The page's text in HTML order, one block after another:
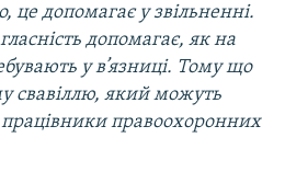
це допомагає у звільненні.
допомагає, як на
у в’язниці. Тому що
свавіллю, який можуть
правоохоронних